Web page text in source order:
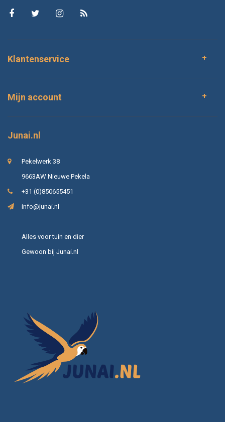
Klantenservice
Mijn account
Junai.nl
Pekelwerk 38
9663AW Nieuwe Pekela
+31 (0)850655451
info@junai.nl
Alles voor tuin en dier
Gewoon bij Junai.nl